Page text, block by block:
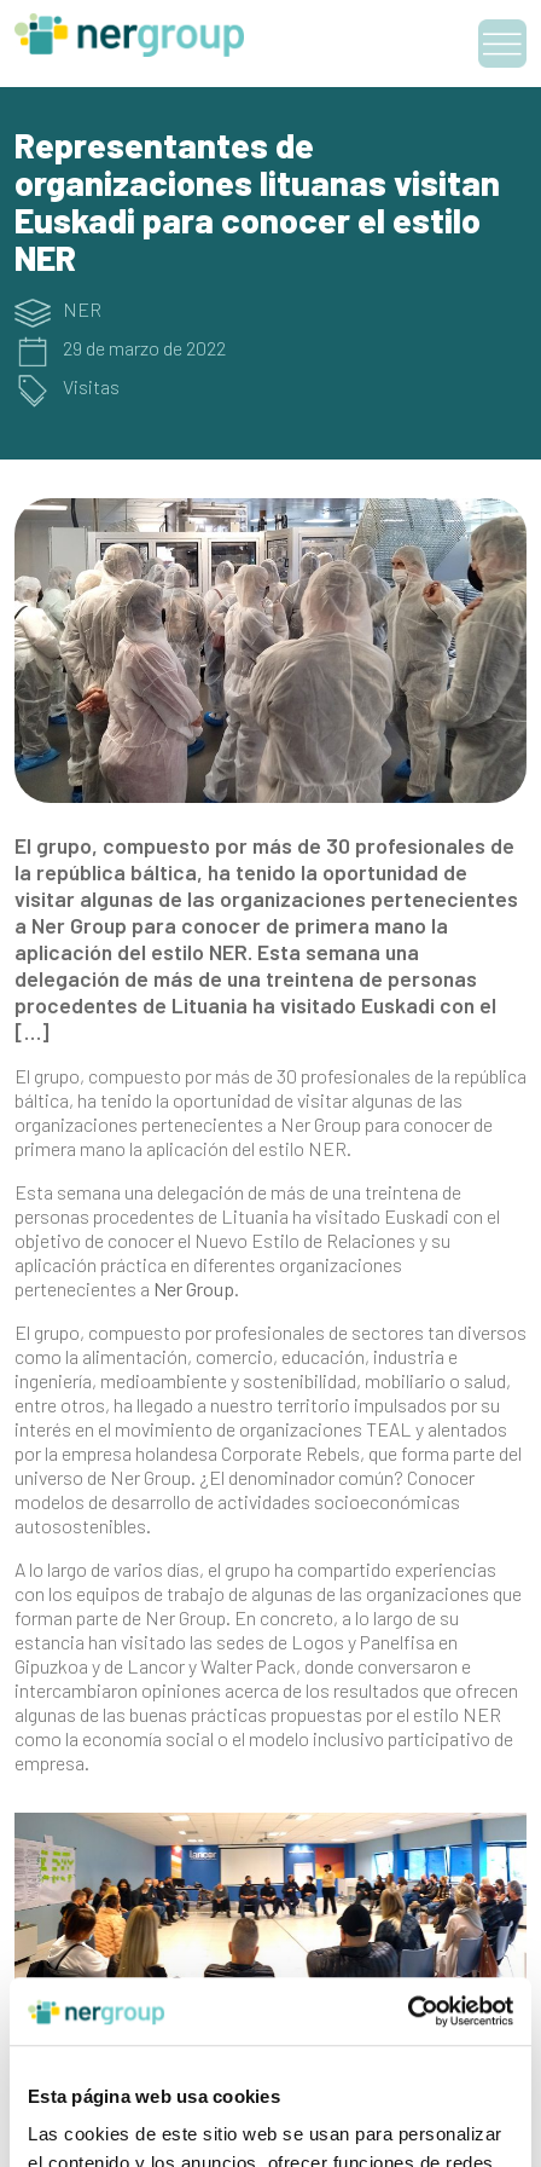
Esta página web usa cookies
Las cookies de este sitio web se usan para personalizar
Skip
to
Representantes de
organizaciones lituanas visitan
Euskadi para conocer el estilo
NER
NER
29 de marzo de 2022
Visitas
El grupo, compuesto por más de 30 profesionales de
la república báltica, ha tenido la oportunidad de
visitar algunas de las organizaciones pertenecientes
a Ner Group para conocer de primera mano la
aplicación del estilo NER. Esta semana una
delegación de más de una treintena de personas
procedentes de Lituania ha visitado Euskadi con el
[…]
El grupo, compuesto por más de 30 profesionales de la república
báltica, ha tenido la oportunidad de visitar algunas de las
organizaciones pertenecientes a Ner Group para conocer de
primera mano la aplicación del estilo NER.
Esta semana una delegación de más de una treintena de
personas procedentes de Lituania ha visitado Euskadi con el
objetivo de conocer el Nuevo Estilo de Relaciones y su
aplicación práctica en diferentes organizaciones
pertenecientes a Ner Group.
El grupo, compuesto por profesionales de sectores tan diversos
como la alimentación, comercio, educación, industria e
ingeniería, medioambiente y sostenibilidad, mobiliario o salud,
entre otros, ha llegado a nuestro territorio impulsados por su
interés en el movimiento de organizaciones TEAL y alentados
por la empresa holandesa Corporate Rebels, que forma parte del
universo de Ner Group. ¿El denominador común? Conocer
modelos de desarrollo de actividades socioeconómicas
autosostenibles.
A lo largo de varios días, el grupo ha compartido experiencias
con los equipos de trabajo de algunas de las organizaciones que
forman parte de Ner Group. En concreto, a lo largo de su
estancia han visitado las sedes de Logos y Panelfisa en
Gipuzkoa y de Lancor y Walter Pack, donde conversaron e
intercambiaron opiniones acerca de los resultados que ofrecen
algunas de las buenas prácticas propuestas por el estilo NER
como la economía social o el modelo inclusivo participativo de
empresa.
encuentros con equipos de coordinación de otras